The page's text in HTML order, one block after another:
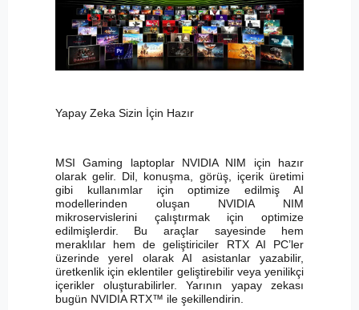
Yapay Zeka Sizin İçin Hazır
MSI Gaming laptoplar NVIDIA NIM için hazır
olarak gelir. Dil, konuşma, görüş, içerik üretimi
gibi kullanımlar için optimize edilmiş AI
modellerinden oluşan NVIDIA NIM
mikroservislerini çalıştırmak için optimize
edilmişlerdir. Bu araçlar sayesinde hem
meraklılar hem de geliştiriciler RTX AI PC’ler
üzerinde yerel olarak AI asistanlar yazabilir,
üretkenlik için eklentiler geliştirebilir veya yenilikçi
içerikler oluşturabilirler. Yarının yapay zekası
bugün NVIDIA RTX™ ile şekillendirin.